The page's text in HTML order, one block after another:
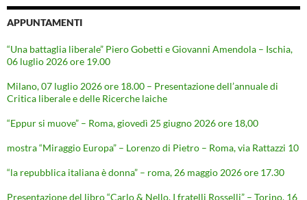
APPUNTAMENTI
“Una battaglia liberale” Piero Gobetti e Giovanni Amendola – Ischia,
06 luglio 2026 ore 19.00
Milano, 07 luglio 2026 ore 18.00 – Presentazione dell’annuale di
Critica liberale e delle Ricerche laiche
“Eppur si muove” – Roma, giovedì 25 giugno 2026 ore 18,00
mostra “Miraggio Europa” – Lorenzo di Pietro – Roma, via Rattazzi 10
“la repubblica italiana è donna” – roma, 26 maggio 2026 ore 17.30
Presentazione del libro “Carlo & Nello. I fratelli Rosselli” – Torino, 16